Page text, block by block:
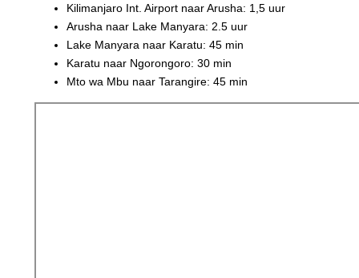
Kilimanjaro Int. Airport naar Arusha: 1,5 uur
Arusha naar Lake Manyara: 2.5 uur
Lake Manyara naar Karatu: 45 min
Karatu naar Ngorongoro: 30 min
Mto wa Mbu naar Tarangire: 45 min